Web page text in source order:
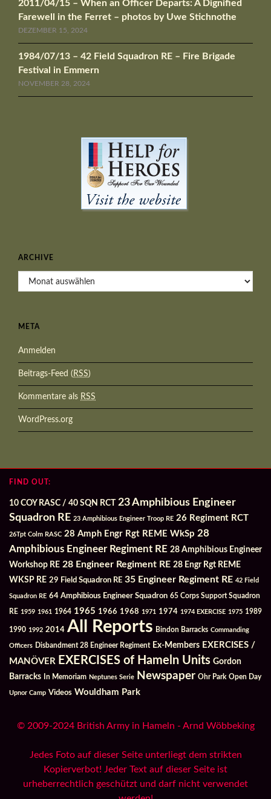
2011/04/15 – When an Officer Departs: A Dignified
Farewell in the Ferret – photos by Uwe Stichnothe
DEZEMBER 15, 2024
1984/07/13 – 42 Field Squadron RE – Fire Brigade
Festival in Emmern
NOVEMBER 28, 2024
ARCHIVE
Archive
META
Anmelden
Beitrags-Feed ( RSS)
Kommentare als RSS
WordPress.org
FIND OUT:
10 COY RASC / 40 SQN RCT
23 Amphibious Engineer
Squadron RE 23 Amphibious Engineer Troop RE 26 Regiment RCT
26Tpt Colm RASC 28 Amph Engr Rgt REME WkSp 28
Amphibious Engineer Regiment RE 28 Amphibious Engineer
Workshop RE 28 Engineer Regiment RE 28 Engr Rgt REME
WKSP RE 29 Field Squadron RE 35 Engineer Regiment RE 42 Field
Squadron RE 64 Amphibious Engineer Squadron 65 Corps Support Squadron
RE 1959 1961 1964 1965 1966 1968 1971 1974 1974 EXERCISE 1975 1989
1990 1992 2014 All Reports Bindon Barracks Commanding
Officers Disbandment 28 Engineer Regiment Ex-Members EXERCISES /
MANÖVER EXERCISES of Hameln Units Gordon
Barracks
In Memoriam Neptunes Serie Newspaper Ohr Park Open Day
Upnor Camp Videos Wouldham Park
© 2009-2024 British Army in Hameln - Arnd Wöbbeking
Jedes Foto auf dieser Seite unterliegt dem strikten
Kopierverbot! Jeder Text auf dieser Seite ist
urheberrechtlich geschützt und darf nicht verwendet